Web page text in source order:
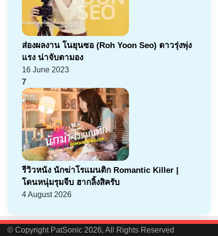
ส่องผลงาน โนยุนซอ (Roh Yoon Seo) ดาวรุ่งพุ่ง
แรง น่าจับตามอง
16 June 2023
7
รีวิวหนัง นักฆ่าโรแมนติก Romantic Killer |
โดนหนุ่มรุมจีบ ฮากลิ้งสิครับ
4 August 2026
© Copyright PatSonic 2026, All Rights Reserved